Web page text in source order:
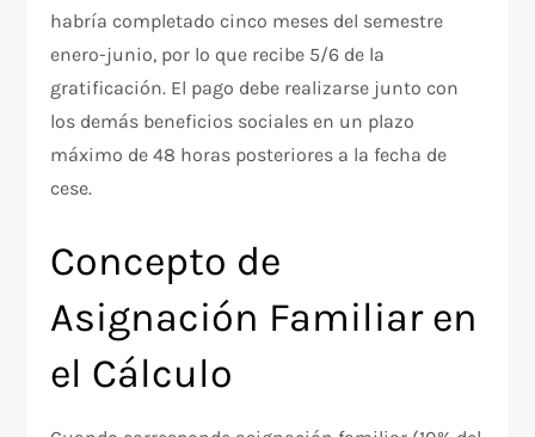
habría completado cinco meses del semestre
enero-junio, por lo que recibe 5/6 de la
gratificación. El pago debe realizarse junto con
los demás beneficios sociales en un plazo
máximo de 48 horas posteriores a la fecha de
cese.​
Concepto de
Asignación Familiar en
el Cálculo